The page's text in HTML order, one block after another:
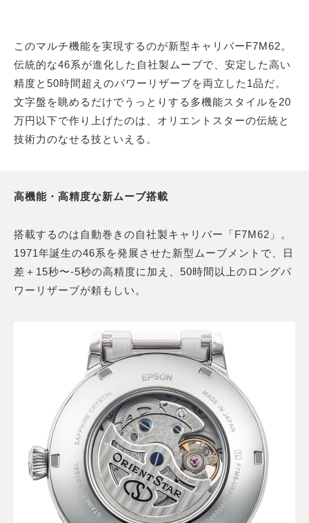
このマルチ機能を実現するのが新型キャリバーF7M62。
伝統的な46系が進化した自社製ムーブで、安定した高い
精度と50時間超えのパワーリザーブを両立した1品だ。
文字盤を眺めるだけでうっとりする多機能スタイルを20
万円以下で作り上げたのは、オリエントスターの伝統と
技術力のなせる技といえる。
高機能・高精度な新ムーブ搭載
搭載するのは自動巻きの自社製キャリバー「F7M62」。
1971年誕生の46系を発展させた新型ムーブメントで、日
差＋15秒〜-5秒の高精度に加え、50時間以上のロングパ
ワーリザーブが頼もしい。